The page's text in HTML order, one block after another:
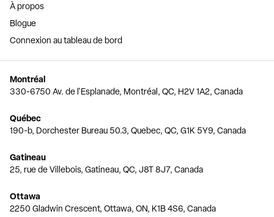
À propos
Blogue
Connexion au tableau de bord
Montréal
330-6750 Av. de l'Esplanade, Montréal, QC, H2V 1A2, Canada
Québec
190-b, Dorchester Bureau 50.3, Quebec, QC, G1K 5Y9, Canada
Gatineau
25, rue de Villebois, Gatineau, QC, J8T 8J7, Canada
Ottawa
2250 Gladwin Crescent, Ottawa, ON, K1B 4S6, Canada